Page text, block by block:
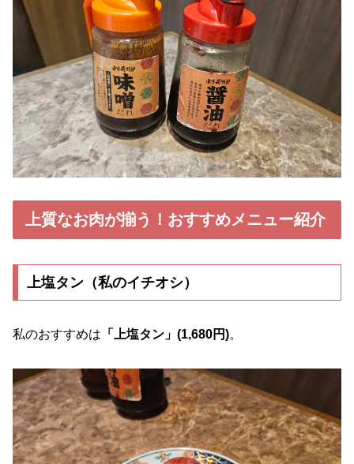
上質なお肉が揃う！おすすめメニュー紹介
上塩タン（私のイチオシ）
私のおすすめは 「上塩タン」(1,680円)。